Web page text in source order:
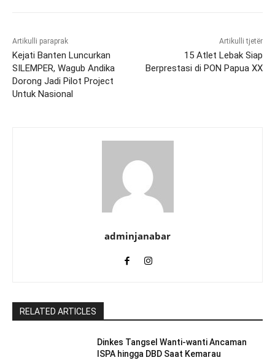
Artikulli paraprak
Kejati Banten Luncurkan
SILEMPER, Wagub Andika
Dorong Jadi Pilot Project
Untuk Nasional
Artikulli tjetër
15 Atlet Lebak Siap
Berprestasi di PON Papua XX
adminjanabar
RELATED ARTICLES
Dinkes Tangsel Wanti-wanti Ancaman
ISPA hingga DBD Saat Kemarau